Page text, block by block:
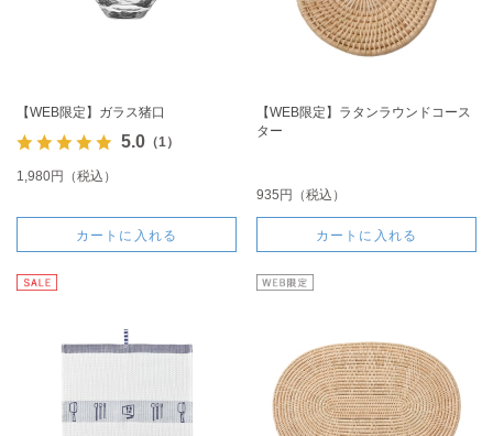
【WEB限定】ガラス猪口
5.0（1）
1,980円（税込）
カートに入れる
【WEB限定】ラタンラウンドコース
ター
935円（税込）
カートに入れる